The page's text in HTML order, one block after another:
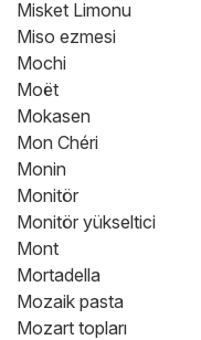
Misket Limonu
Miso ezmesi
Mochi
Moët
Mokasen
Mon Chéri
Monin
Monitör
Monitör yükseltici
Mont
Mortadella
Mozaik pasta
Mozart topları